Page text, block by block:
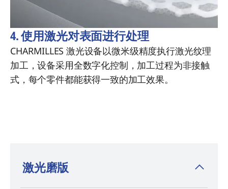
4. 使用激光对表面进行处理
CHARMILLES 激光设备以微米级精度执行激光纹理
加工，设备采用全数字化控制，加工过程为非接触
式，每个零件都能获得一致的加工效果。
激光磨版